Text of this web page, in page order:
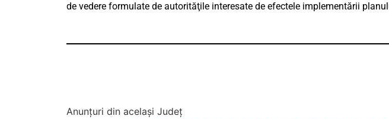
de vedere formulate de autorităţile interesate de efectele implementării
Anunțuri din același Județ